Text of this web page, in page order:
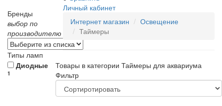
Бренды
выбор по
производителю
Типы ламп
Диодные
1
Личный кабинет
Интернет магазин
Освещение
Таймеры
Товары в категории Таймеры для аквариума
Фильтр